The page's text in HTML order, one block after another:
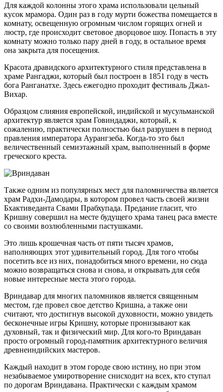
Для каждой колонны этого храма использовали цельный
кусок мрамора. Один раз в году мурти божества помещается в
комнату, освещенную огромным числом горящих огней и
люстр, где происходит световое дворцовое шоу. Попасть в эту
комнату можно только пару дней в году, в остальное время
она закрыта для посещения.
Красота дравидского архитектурного стиля представлена в
храме Рангаджи, который был построен в 1851 году в честь
бога Ранганатхе. Здесь ежегодно проходит фестиваль Джал-
Вихар.
Образцом слияния европейской, индийской и мусульманской
архитектур является храм Говиндаджи, который, к
сожалению, практически полностью был разрушен в период
правления императора Аурангзеба. Когда-то это был
величественный семиэтажный храм, выполненный в форме
греческого креста.
Также одним из популярных мест для паломничества является
храм Радхи-Дамодары, в котором провел часть своей жизни
Бхактиведанта Свами Прабхупада. Предание гласит, что
Кришну совершил на месте будущего храма танец раса вместе
со своими возлюбленными пастушками.
Это лишь крошечная часть от пяти тысяч храмов,
наполняющих этот удивительный город. Для того чтобы
посетить все из них, понадобиться много времени, но сюда
можно возвращаться снова и снова, и открывать для себя
новые интересные места этого города.
Вриндавар для многих паломников является священным
местом, где провел свое детство Кришна, а также они
считают, что достигнув высокой духовности, можно увидеть
бесконечные игры Кришну, которые пронизывают как
духовный, так и физический мир. Для кого-то Вриндаван
просто огромный город-памятник архитектурного величия
древнеиндийских мастеров.
Каждый находит в этом городе свою истину, но при этом
незабываемое умиротворение снисходит на всех, кто ступал
по дорогам Вриндавана. Практически с каждым храмом